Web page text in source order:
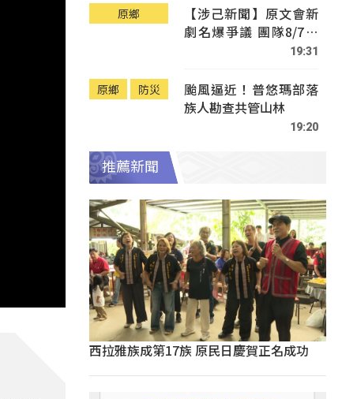
原鄉
【涉己新聞】原文會新
劇名爆爭議 團隊8/7赴
19:31
原鄉 防災
颱風逼近！普悠瑪部落
族人勘查共管山林
19:20
推薦新聞
西拉雅族成第17族 原民日慶賀正名成功